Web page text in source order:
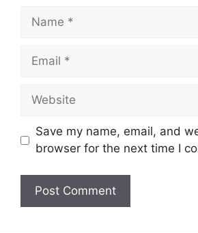
Name
Email
Website
Save my name, email, and
browser for the next time I